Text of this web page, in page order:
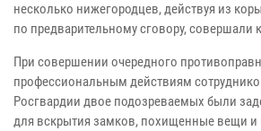
несколько нижегородцев, действуя из
по предварительному сговору, совершали
При совершении очередного
профессиональным действиям
Росгвардии двое подозреваемых были
для вскрытия замков, похищенные вещи и